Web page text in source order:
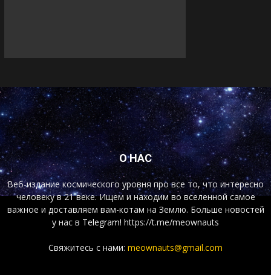
О НАС
Веб-издание космического уровня про все то, что интересно
человеку в 21 веке. Ищем и находим во вселенной самое
важное и доставляем вам-котам на Землю. Больше новостей
у нас в Telegram! https://t.me/meownauts
Свяжитесь с нами: meownauts@gmail.com